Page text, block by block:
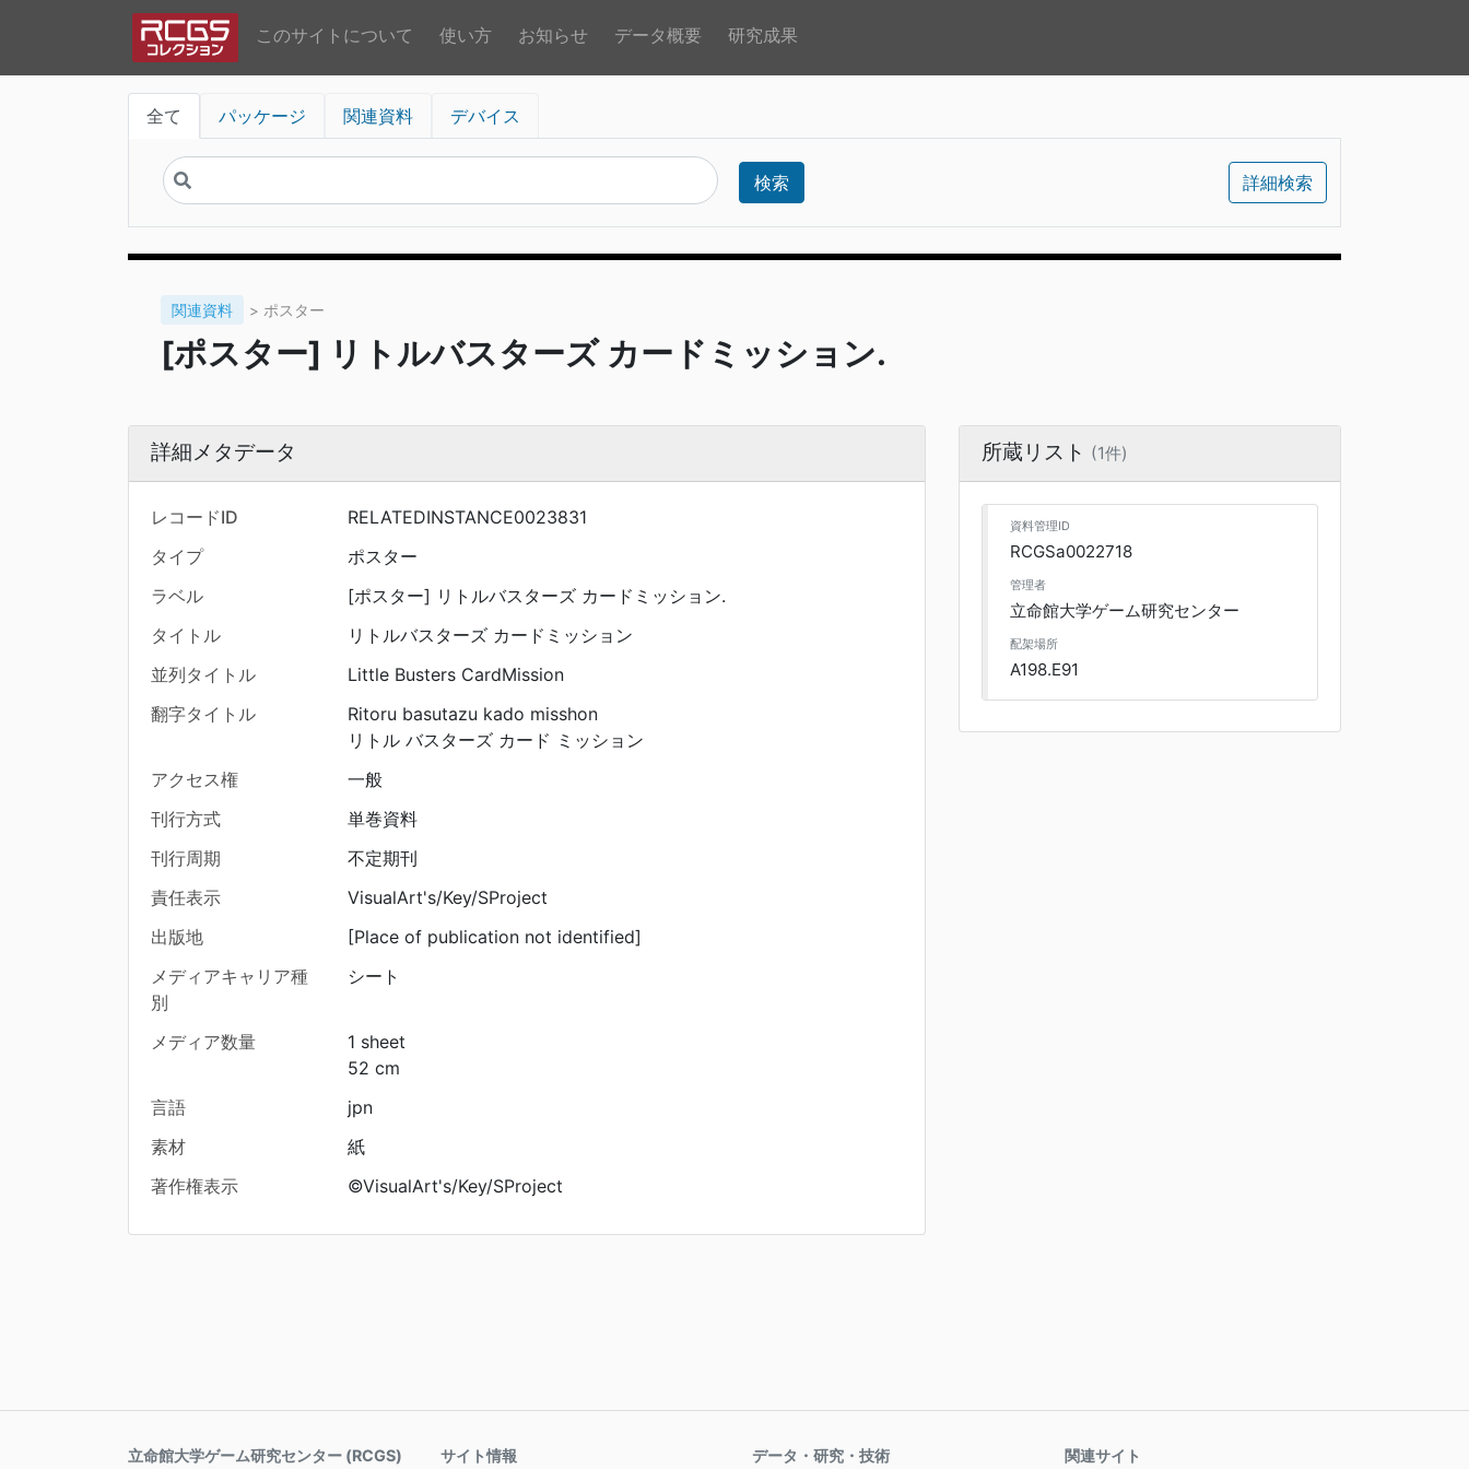
このサイトについて 使い方 お知らせ データ概要 研究成果
全て パッケージ 関連資料 デバイス
検索 詳細検索
関連資料 > ポスター
[ポスター] リトルバスターズ カードミッション.
詳細メタデータ
レコードID
RELATEDINSTANCE0023831
タイプ
ポスター
ラベル
[ポスター] リトルバスターズ カードミッション.
タイトル
リトルバスターズ カードミッション
並列タイトル
Little Busters CardMission
翻字タイトル
Ritoru basutazu kado misshon
リトル バスターズ カード ミッション
アクセス権
一般
刊行方式
単巻資料
刊行周期
不定期刊
責任表示
VisualArt's/Key/SProject
出版地
[Place of publication not identified]
メディアキャリア種
別
シート
メディア数量
1 sheet
52 cm
言語
jpn
素材
紙
著作権表示
©VisualArt's/Key/SProject
所蔵リスト (1件)
資料管理ID
RCGSa0022718
管理者
立命館大学ゲーム研究センター
配架場所
A198.E91
立命館大学ゲーム研究センター (RCGS) サイト情報 データ・研究・技術 関連サイト